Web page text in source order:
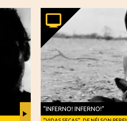
“INFERNO! INFERNO!”